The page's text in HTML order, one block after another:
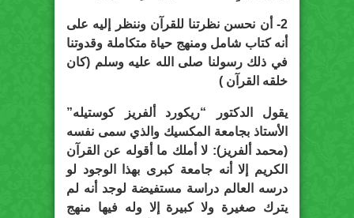
2- أن نحسن نظرتنا للقرآن وننظر إليه على
أنه كتاب شامل ومنهج حياة متكاملة وقدوتنا
في ذلك رسولنا صلى الله عليه وسلم (كان
خلقه القرآن )
يقول الدكتور “ريكورد ألفريز كوستيله”
الأستاذ بجامعة المكسيك والذي سمى نفسه
(محمد ألفريز): لا أملك ما أقوله عن القرآن
الكريم إلا أنه جامعة كبرى بهذا الوجود لو
درسه العالم دراسة مستفيضة لوجد أنه لم
يترك صغيرة ولا كبيرة إلا وله فيها منهج